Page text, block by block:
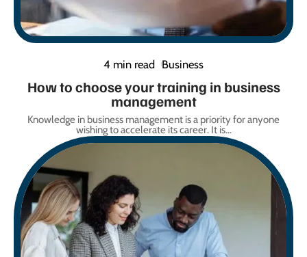
4 min read Business
How to choose your training in business
management
Knowledge in business management is a priority for anyone
wishing to accelerate its career. It is…